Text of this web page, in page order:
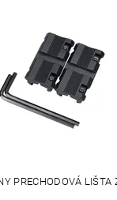
PRECHODOVÁ